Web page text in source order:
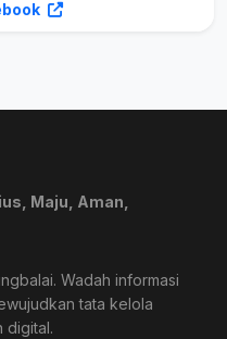
Maju, Aman,
Wadah informasi
tata kelola
digital.